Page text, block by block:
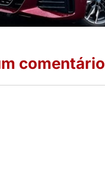
comentário